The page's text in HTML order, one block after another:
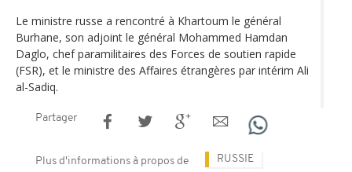
Le ministre russe a rencontré à Khartoum le général
Burhane, son adjoint le général Mohammed Hamdan
Daglo, chef paramilitaires des Forces de soutien rapide
(FSR), et le ministre des Affaires étrangères par intérim Ali
al-Sadiq.
Partager
Plus d'informations à propos de RUSSIE